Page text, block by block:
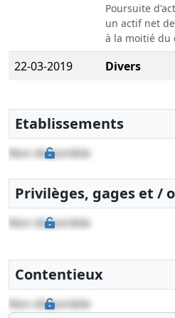
Poursuite
un actif net
à la moitié du
22-03-2019
Divers
Attestation
fonds et liste
de gestion,
10-11-2017
Etablissements
Non disponible
Privilèges, gages et /
Non disponible
Contentieux
Non disponible